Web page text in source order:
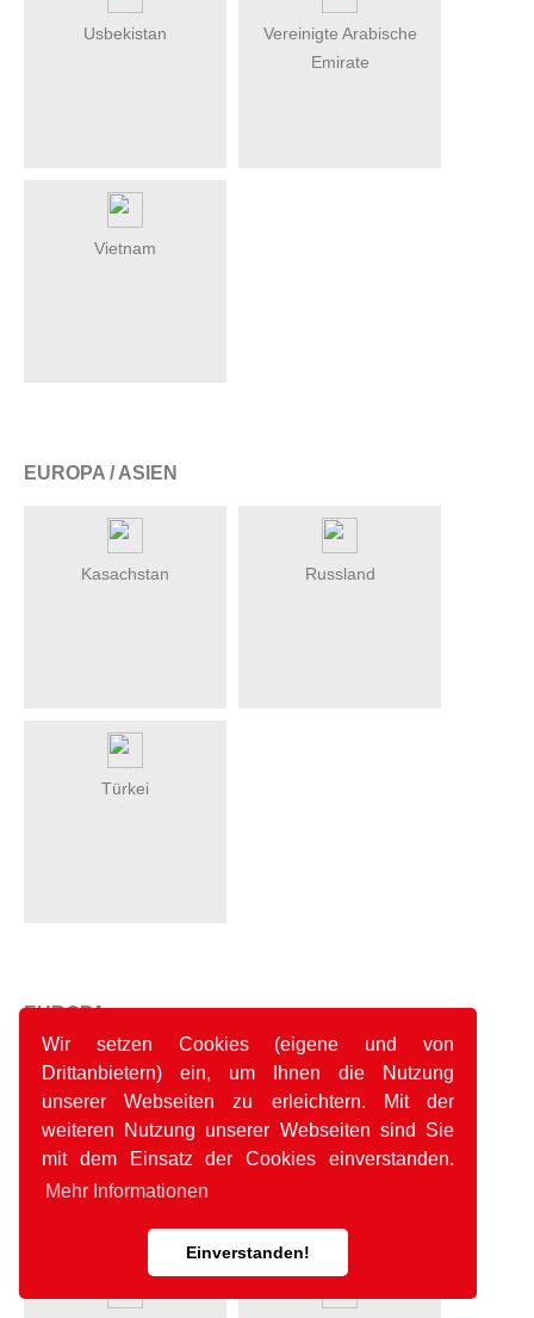
Wir setzen Cookies (eigene und von
Drittanbietern) ein, um Ihnen die Nutzung
unserer Webseiten zu erleichtern. Mit der
weiteren Nutzung unserer Webseiten sind Sie
mit dem Einsatz der Cookies einverstanden.
Mehr Informationen
Einverstanden!
Usbekistan
Vereinigte Arabische
Emirate
Vietnam
EUROPA / ASIEN
Kasachstan Russland
Türkei
EUROPA
Albanien Andorra